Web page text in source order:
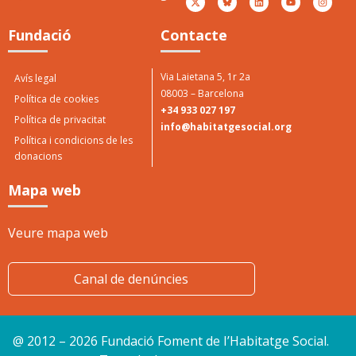
Fundació
Avís legal
Política de cookies
Política de privacitat
Política i condicions de les
donacions
Contacte
Via Laietana 5, 1r 2a
08003 – Barcelona
+34 933 027 197
info@habitatgesocial.org
Mapa web
Veure mapa web
Canal de denúncies
@ 2012 – 2026 Fundació Foment de I’Habitatge Social.